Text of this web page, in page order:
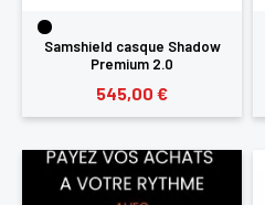
Samshield casque Shadow
Premium 2.0
545,00 €